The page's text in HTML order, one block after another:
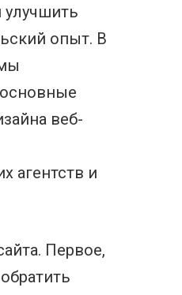
опыт. В
веб-
агентств и
Первое,